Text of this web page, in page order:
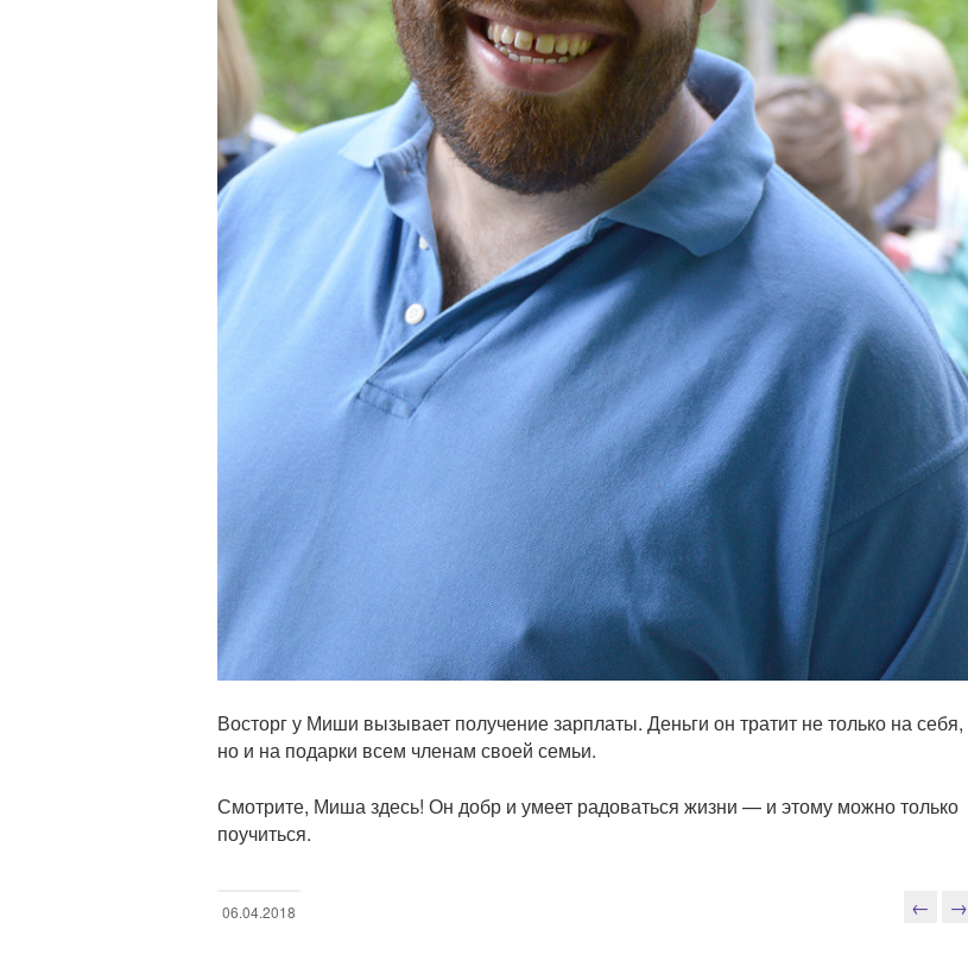
Восторг у Миши вызывает получение зарплаты. Деньги он тратит не только на себя,
но и на подарки всем членам своей семьи.
Смотрите, Миша здесь! Он добр и умеет радоваться жизни — и этому можно только
поучиться.
06.04.2018 ← →